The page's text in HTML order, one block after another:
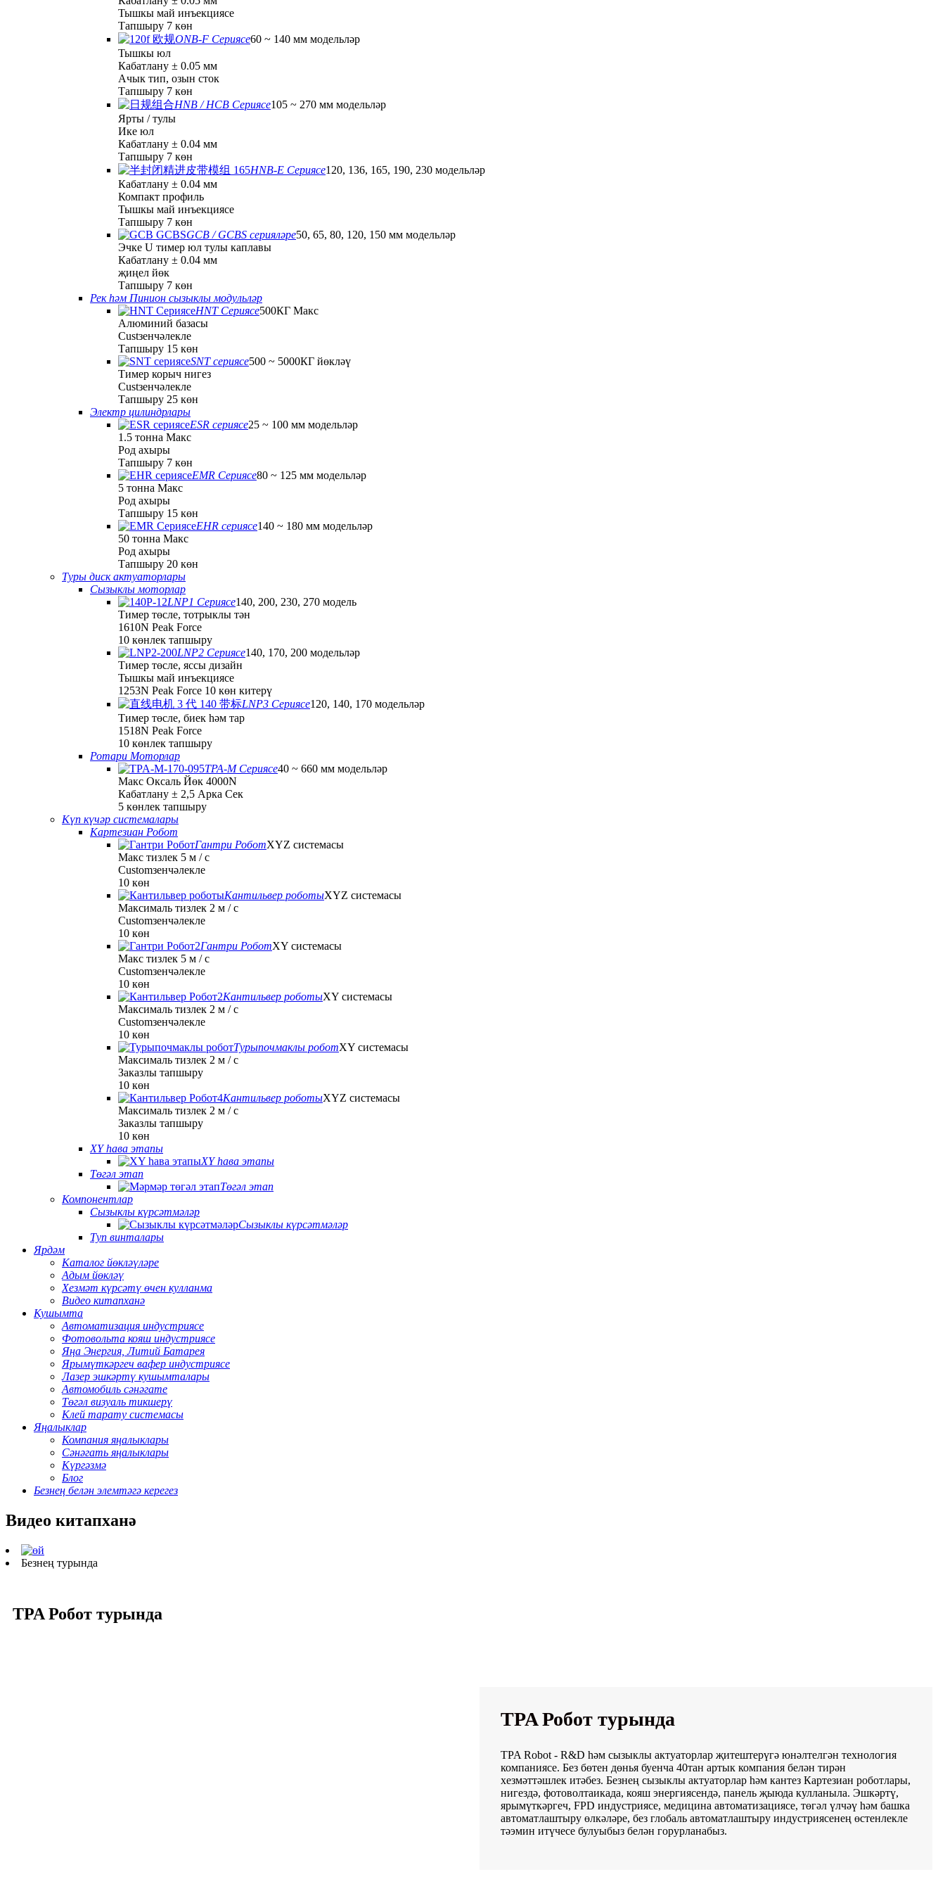
Тышкы май инъекциясе
Тапшыру 7 көн
ONB-F Сериясе60 ~ 140 мм модельләр
Тышкы юл
Кабатлану ± 0.05 мм
Ачык тип, озын сток
Тапшыру 7 көн
HNB / HCB Сериясе105 ~ 270 мм модельләр
Ярты / тулы
Ике юл
Кабатлану ± 0.04 мм
Тапшыру 7 көн
HNB-E Сериясе120, 136, 165, 190, 230 модельләр
Кабатлану ± 0.04 мм
Компакт профиль
Тышкы май инъекциясе
Тапшыру 7 көн
GCB / GCBS серияләре50, 65, 80, 120, 150 мм модельләр
Эчке U тимер юл тулы каплавы
Кабатлану ± 0.04 мм
җиңел йөк
Тапшыру 7 көн
Рек һәм Пинион сызыклы модульләр
HNT Сериясе500КГ Макс
Алюминий базасы
Custзенчәлекле
Тапшыру 15 көн
SNT сериясе500 ~ 5000КГ йөкләү
Тимер корыч нигез
Custзенчәлекле
Тапшыру 25 көн
Электр цилиндрлары
ESR сериясе25 ~ 100 мм модельләр
1.5 тонна Макс
Род ахыры
Тапшыру 7 көн
EMR Сериясе80 ~ 125 мм модельләр
5 тонна Макс
Род ахыры
Тапшыру 15 көн
EHR сериясе140 ~ 180 мм модельләр
50 тонна Макс
Род ахыры
Тапшыру 20 көн
Туры диск актуаторлары
Сызыклы моторлар
LNP1 Сериясе140, 200, 230, 270 модель
Тимер төсле, тотрыклы тән
1610N Peak Force
10 көнлек тапшыру
LNP2 Сериясе140, 170, 200 модельләр
Тимер төсле, яссы дизайн
Тышкы май инъекциясе
1253N Peak Force 10 көн китерү
LNP3 Сериясе120, 140, 170 модельләр
Тимер төсле, биек һәм тар
1518N Peak Force
10 көнлек тапшыру
Ротари Моторлар
TPA-M Сериясе40 ~ 660 мм модельләр
Макс Оксаль Йөк 4000N
Кабатлану ± 2,5 Арка Сек
5 көнлек тапшыру
Күп күчәр системалары
Картезиан Робот
Гантри РоботXYZ системасы
Макс тизлек 5 м / с
Customзенчәлекле
10 көн
Кантильвер роботыXYZ системасы
Максималь тизлек 2 м / с
Customзенчәлекле
10 көн
Гантри РоботXY системасы
Макс тизлек 5 м / с
Customзенчәлекле
10 көн
Кантильвер роботыXY системасы
Максималь тизлек 2 м / с
Customзенчәлекле
10 көн
Турыпочмаклы роботXY системасы
Максималь тизлек 2 м / с
Заказлы тапшыру
10 көн
Кантильвер роботыXYZ системасы
Максималь тизлек 2 м / с
Заказлы тапшыру
10 көн
XY һава этапы
XY һава этапы
Төгәл этап
Төгәл этап
Компонентлар
Сызыклы күрсәтмәләр
Сызыклы күрсәтмәләр
Туп винталары
Ярдәм
Каталог йөкләүләре
Адым йөкләү
Хезмәт күрсәтү өчен кулланма
Видео китапханә
Кушымта
Автоматизация индустриясе
Фотовольта кояш индустриясе
Яңа Энергия, Литий Батарея
Ярымүткәргеч вафер индустриясе
Лазер эшкәртү кушымталары
Автомобиль сәнәгате
Төгәл визуаль тикшерү
Клей тарату системасы
Яңалыклар
Компания яңалыклары
Сәнәгать яңалыклары
Күргәзмә
Блог
Безнең белән элемтәгә керегез
Видео китапханә
Безнең турында
TPA Робот турында
TPA Робот турында
TPA Robot - R&D һәм сызыклы актуаторлар җитештерүгә юнәлтелгән технология
компаниясе. Без бөтен дөнья буенча 40тан артык компания белән тирән
хезмәттәшлек итәбез. Безнең сызыклы актуаторлар һәм кантез Картезиан роботлары,
нигездә, фотоволтаикада, кояш энергиясендә, панель җыюда кулланыла. Эшкәртү,
ярымүткәргеч, FPD индустриясе, медицина автоматизациясе, төгәл үлчәү һәм башка
автоматлаштыру өлкәләре, без глобаль автоматлаштыру индустриясенең өстенлекле
тәэмин итүчесе булуыбыз белән горурланабыз.